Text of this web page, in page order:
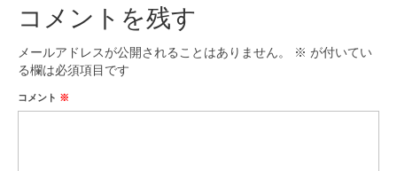
コメントを残す
メールアドレスが公開されることはありません。 ※ が付いてい
る欄は必須項目です
コメント ※